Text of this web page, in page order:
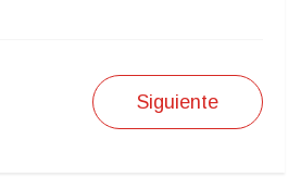
Siguiente